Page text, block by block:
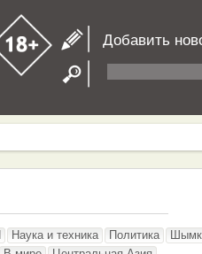
Добавить
Наука и техника Политика